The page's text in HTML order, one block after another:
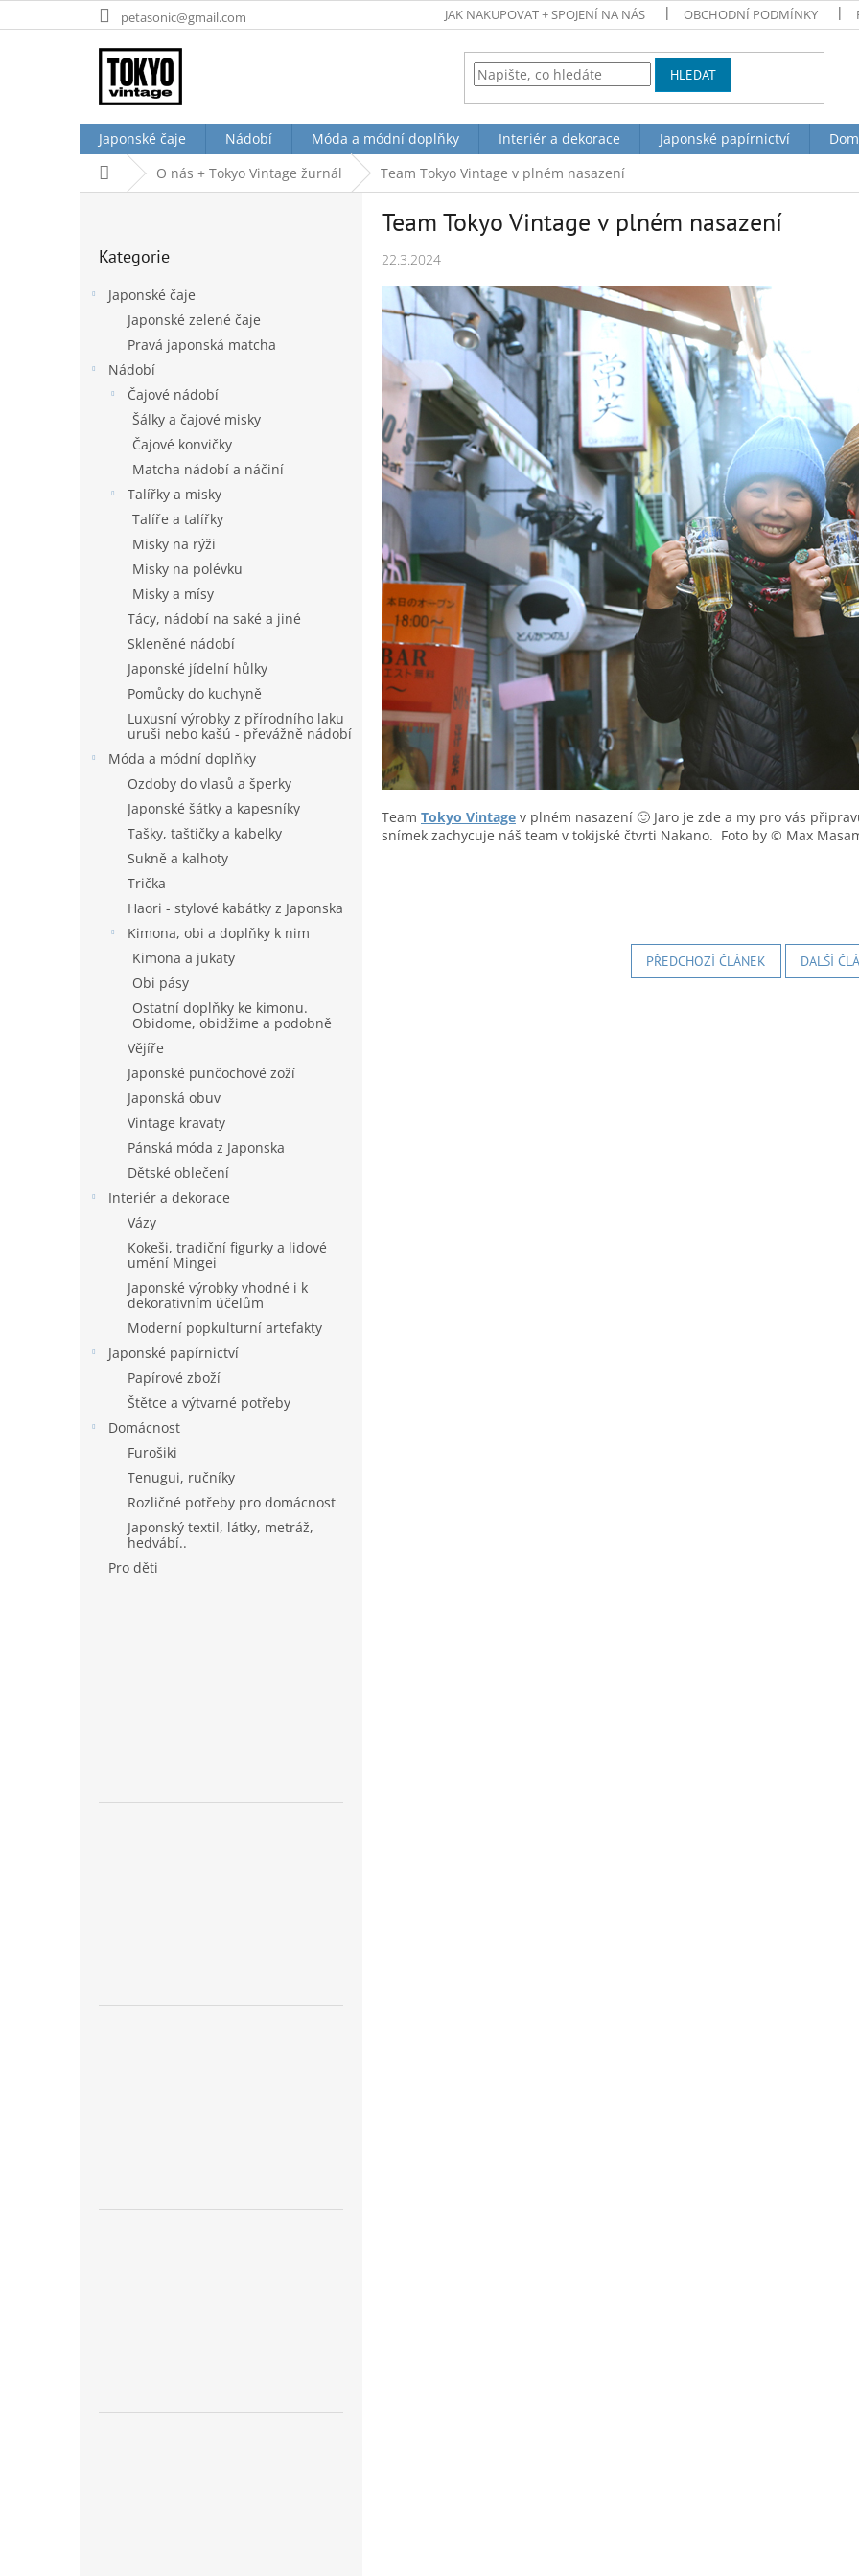
na
petasonic@gmail.com JAK NAKUPOVAT + SPOJENÍ NA NÁS OBCHODNÍ PODMÍNKY
HLEDAT
Japonské čaje Nádobí Móda a módní doplňky Interiér a dekorace Japonské papírnictví
Domů O nás + Tokyo Vintage žurnál Team Tokyo Vintage v plném nasazení
kategorie
Kategorie
Japonské čaje
Japonské zelené čaje
Pravá japonská matcha
Nádobí
Čajové nádobí
Šálky a čajové misky
Čajové konvičky
Matcha nádobí a náčiní
Talířky a misky
Talíře a talířky
Misky na rýži
Misky na polévku
Misky a mísy
Tácy, nádobí na saké a jiné
Skleněné nádobí
Japonské jídelní hůlky
Pomůcky do kuchyně
Luxusní výrobky z přírodního laku
uruši nebo kašú - převážně nádobí
Móda a módní doplňky
Ozdoby do vlasů a šperky
Japonské šátky a kapesníky
Tašky, taštičky a kabelky
Sukně a kalhoty
Trička
Haori - stylové kabátky z Japonska
Kimona, obi a doplňky k nim
Kimona a jukaty
Obi pásy
Ostatní doplňky ke kimonu.
Obidome, obidžime a podobně
Vějíře
Japonské punčochové zoží
Japonská obuv
Vintage kravaty
Pánská móda z Japonska
Dětské oblečení
Interiér a dekorace
Vázy
Kokeši, tradiční figurky a lidové
umění Mingei
Japonské výrobky vhodné i k
dekorativním účelům
Moderní popkulturní artefakty
Japonské papírnictví
Papírové zboží
Štětce a výtvarné potřeby
Domácnost
Furošiki
Tenugui, ručníky
Rozličné potřeby pro domácnost
Japonský textil, látky, metráž,
hedvábí..
Pro děti
Team Tokyo Vintage v plném nasazení
22.3.2024
Team Tokyo Vintage v plném nasazení 🙂 Jaro je zde a my pro vás
snímek zachycuje náš team v tokijské čtvrti Nakano. Foto by © Max
PŘEDCHOZÍ ČLÁNEK DALŠÍ